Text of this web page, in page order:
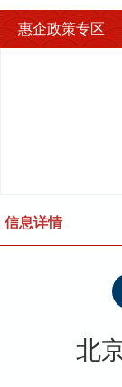
惠企政策专区
信息详情
北